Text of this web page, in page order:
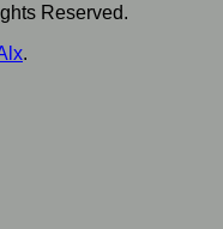
Reserved.
.